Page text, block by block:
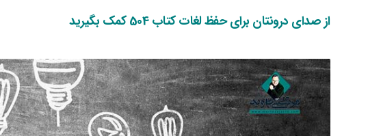
از صدای درونتان برای حفظ لغات کتاب 504 کمک بگیرید